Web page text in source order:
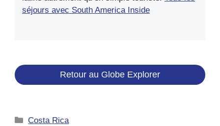
séjours avec South America Inside
Retour au Globe Explorer
Catégories
Costa Rica